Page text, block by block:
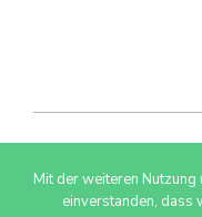
©
Mit der weiteren
einverstanden, dass